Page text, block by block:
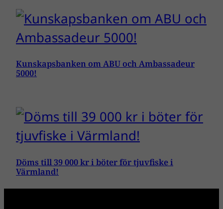
Kunskapsbanken om ABU och Ambassadeur
5000!
Döms till 39 000 kr i böter för tjuvfiske i
Värmland!